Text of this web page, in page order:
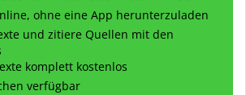
ohne eine App herunterzuladen
und zitiere Quellen mit den
komplett kostenlos
verfügbar